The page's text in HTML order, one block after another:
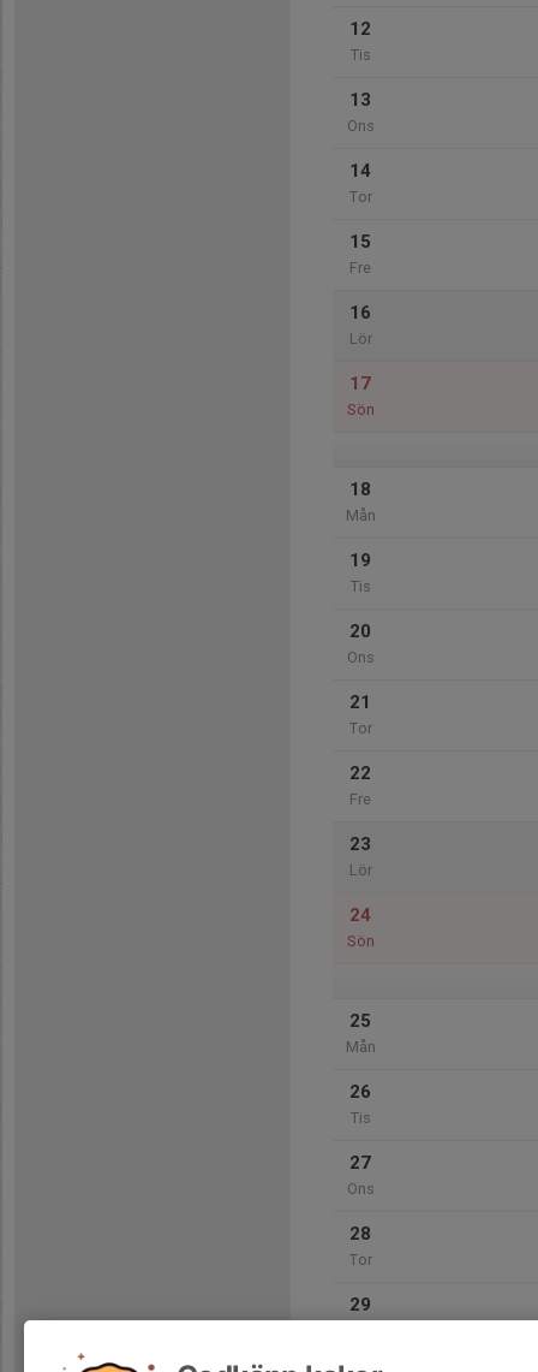
12
Tis
13
Ons
14
Tor
15
Fre
16
Lör
17
Sön
18
Mån
19
Tis
20
Ons
21
Tor
22
Fre
23
Lör
24
Sön
25
Mån
26
Tis
27
Ons
28
Tor
29